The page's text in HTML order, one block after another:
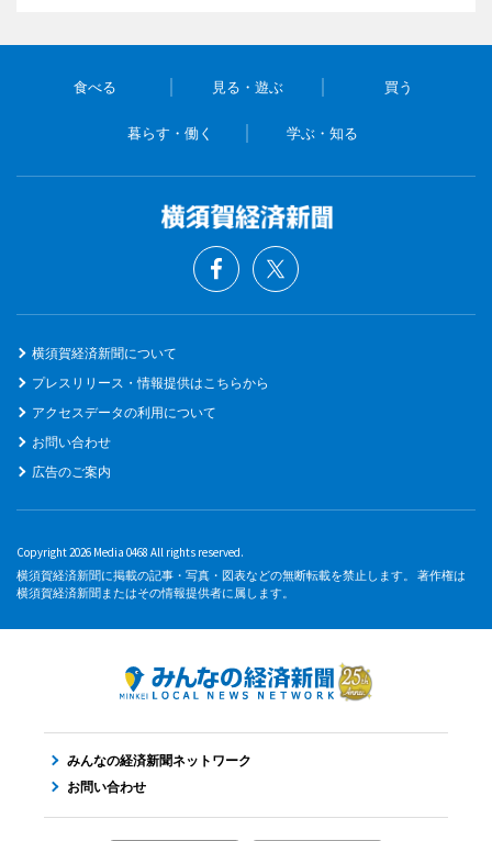
食べる 見る・遊ぶ 買う
暮らす・働く 学ぶ・知る
横須賀経済新聞について
プレスリリース・情報提供はこちらから
アクセスデータの利用について
お問い合わせ
広告のご案内
Copyright 2026 Media 0468 All rights reserved.
横須賀経済新聞に掲載の記事・写真・図表などの無断転載を禁止します。 著作権は
横須賀経済新聞またはその情報提供者に属します。
みんなの経済新聞ネットワーク
お問い合わせ